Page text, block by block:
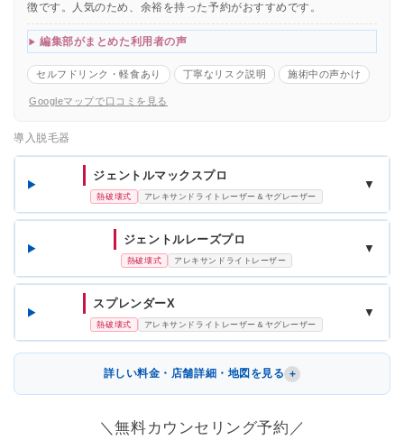
徴です。人気のため、余裕を持った予約がおすすめです。
編集部がまとめた利用者の声
セルフドリンク・軽食あり 丁寧なリスク説明 施術中の声かけ
Googleマップで口コミを見る
導入脱毛器
ジェントルマックスプロ
熱破壊式 アレキサンドライトレーザー＆ヤグレーザー
▼
ジェントルレーズプロ
熱破壊式 アレキサンドライトレーザー
▼
スプレンダーX
熱破壊式 アレキサンドライトレーザー＆ヤグレーザー
▼
詳しい料金・店舗詳細・地図を見る
＼無料カウンセリング予約／